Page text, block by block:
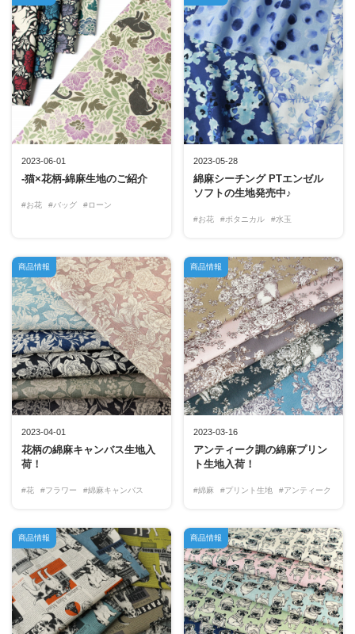
2023-06-01
-猫×花柄-綿麻生地のご紹介
#お花 #バッグ #ローン
2023-05-28
綿麻シーチング PTエンゼル
ソフトの生地発売中♪
#お花 #ボタニカル #水玉
2023-04-01
花柄の綿麻キャンバス生地入
荷！
#花 #フラワー #綿麻キャンバス
商品情報
2023-03-16
アンティーク調の綿麻プリン
ト生地入荷！
#綿麻 #プリント生地 #アンティーク
商品情報
商品情報 商品情報